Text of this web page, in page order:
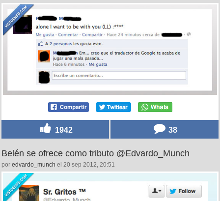
1942 38
Belén se ofrece como tributo @Edvardo_Munch
por edvardo_munch el 20 sep 2012, 20:51